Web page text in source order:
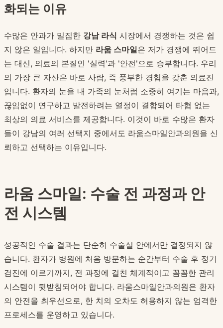
화되는 이유
수많은 안과가 밀집한 강남 라식 시장에서 경쟁하는 것은 쉽
지 않은 일입니다. 하지만 라움 스마일은 저가 경쟁에 뛰어드
는 대신, 의료의 본질인 '실력'과 '안전'으로 승부합니다. 우리
의 가장 큰 자산은 바로 사람, 즉 풍부한 경험을 갖춘 의료진
입니다. 환자의 눈을 내 가족의 눈처럼 소중히 여기는 마음과,
끊임없이 연구하고 발전하려는 열정이 결합되어 타협 없는
최상의 의료 서비스를 제공합니다. 이것이 바로 수많은 환자
들이 강남의 여러 선택지 중에서도 라움스마일안과의원을 신
뢰하고 선택하는 이유입니다.
라움 스마일: 수술 전 과정과 안
전 시스템
성공적인 수술 결과는 단순히 수술실 안에서만 결정되지 않
습니다. 환자가 병원에 처음 방문하는 순간부터 수술 후 정기
검진에 이르기까지, 전 과정에 걸친 체계적이고 꼼꼼한 관리
시스템이 뒷받침되어야 합니다. 라움스마일안과의원은 환자
의 안전을 최우선으로, 한 치의 오차도 허용하지 않는 엄격한
프로세스를 운영하고 있습니다.